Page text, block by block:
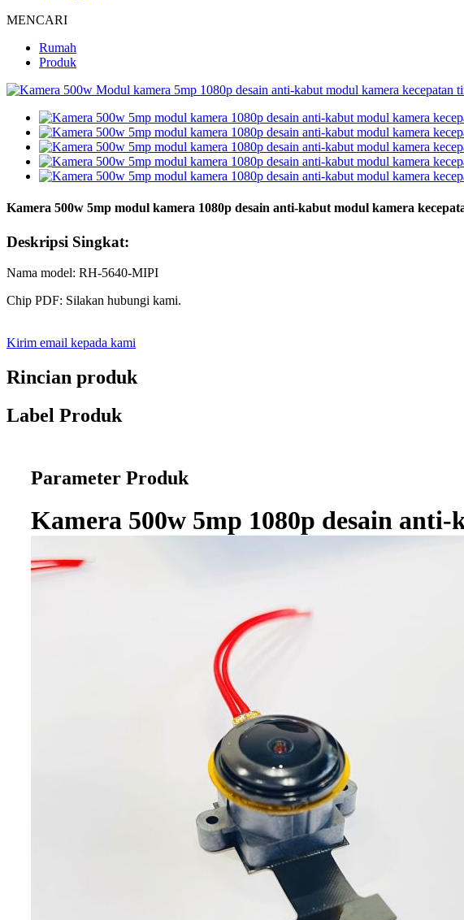
MENCARI
Rumah
Produk
Kamera 500w 5mp modul kamera 1080p desain anti-kabut modul kamera
Deskripsi Singkat:
Nama model: RH-5640-MIPI
Chip PDF: Silakan hubungi kami.
Kirim email kepada kami
Rincian produk
Label Produk
Parameter Produk
Kamera 500w 5mp 1080p desain anti-